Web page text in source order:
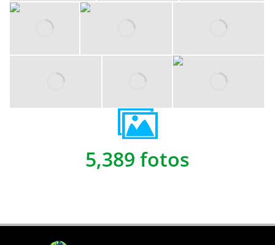
5,389 fotos